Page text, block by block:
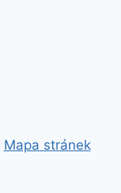
Mapa stránek